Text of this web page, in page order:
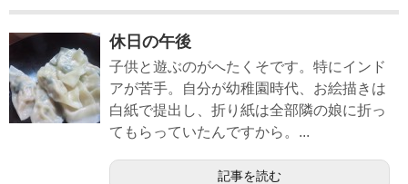
休日の午後
子供と遊ぶのがへたくそです。特にインド
アが苦手。自分が幼稚園時代、お絵描きは
白紙で提出し、折り紙は全部隣の娘に折っ
てもらっていたんですから。...
記事を読む